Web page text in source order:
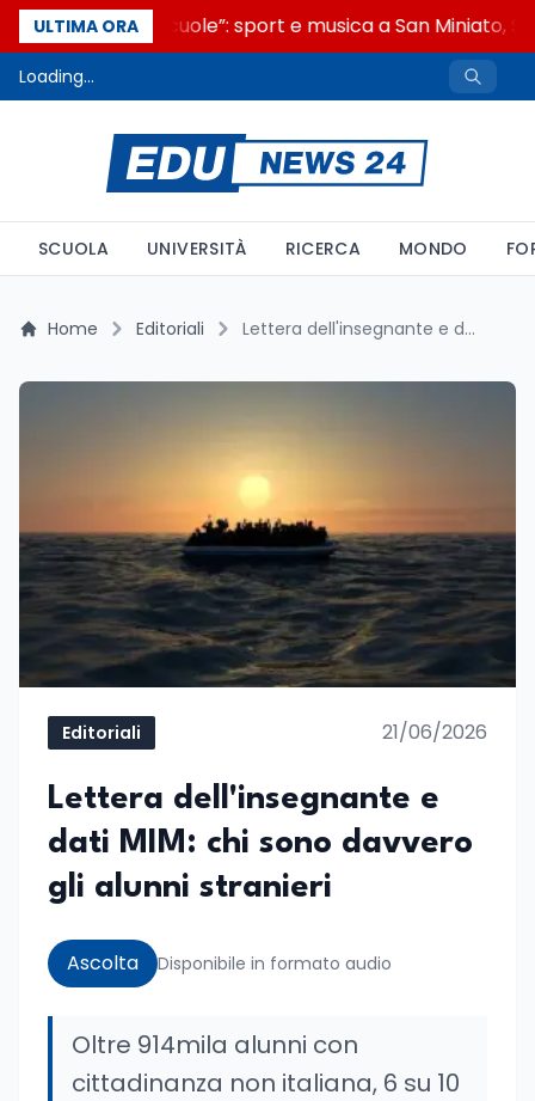
ULTIMA ORA
“Noi siamo le Scuole”: sport e musica a San Miniato,
Loading...
SCUOLA UNIVERSITÀ RICERCA MONDO
Home Editoriali Lettera dell'insegnante e dati MIM: chi sono davvero gli alunni stranieri
Editoriali 21/06/2026
Lettera dell'insegnante e
dati MIM: chi sono davvero
gli alunni stranieri
Ascolta Disponibile in formato audio
Oltre 914mila alunni con
cittadinanza non italiana, 6 su 10